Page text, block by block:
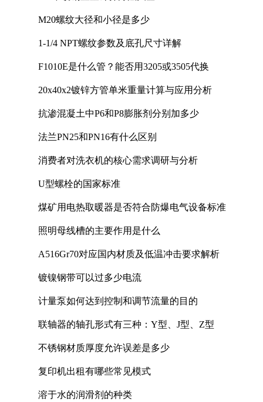
M20螺纹大径和小径是多少
1-1/4 NPT螺纹参数及底孔尺寸详解
F1010E是什么管？能否用3205或3505代换
20x40x2镀锌方管单米重量计算与应用分析
抗渗混凝土中P6和P8膨胀剂分别加多少
法兰PN25和PN16有什么区别
消费者对洗衣机的核心需求调研与分析
U型螺栓的国家标准
煤矿用电热取暖器是否符合防爆电气设备标准
照明母线槽的主要作用是什么
A516Gr70对应国内材质及低温冲击要求解析
镀镍钢带可以过多少电流
计量泵如何达到控制和调节流量的目的
联轴器的轴孔形式有三种：Y型、J型、Z型
不锈钢材质厚度允许误差是多少
复印机出租有哪些常见模式
溶于水的润滑剂的种类